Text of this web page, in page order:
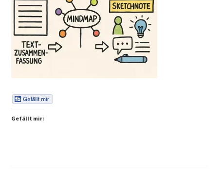
Bildungsreport
Hendriks Gedanken
Peps Gedanken
Alle Beiträge:
Gefällt mir: